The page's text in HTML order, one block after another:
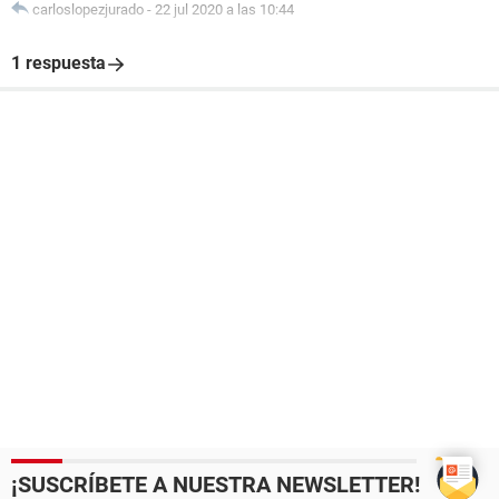
carloslopezjurado - 22 jul 2020 a las 10:44
1 respuesta
¡SUSCRÍBETE A NUESTRA NEWSLETTER!